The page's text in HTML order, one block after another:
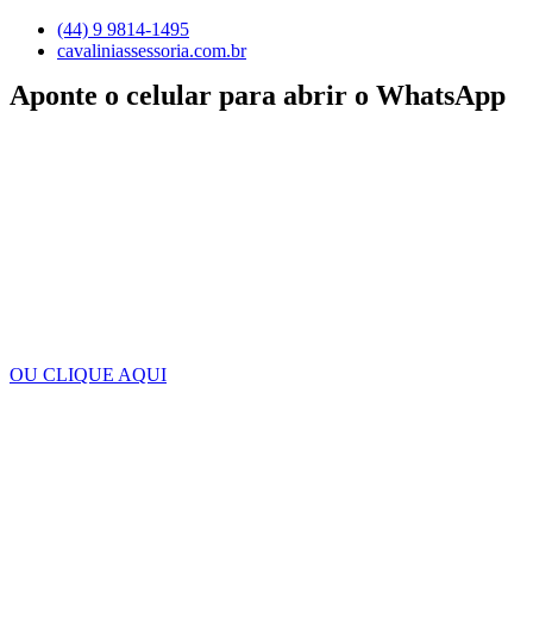
(44) 9 9814-1495
cavaliniassessoria.com.br
Aponte o celular para abrir o WhatsApp
OU CLIQUE AQUI